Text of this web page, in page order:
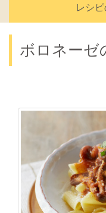
レシ
ボロネーゼ